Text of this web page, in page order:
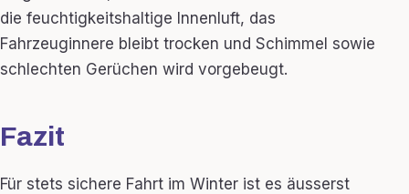
die feuchtigkeitshaltige Innenluft, das
Fahrzeuginnere bleibt trocken und Schimmel sowie
schlechten Gerüchen wird vorgebeugt.
Fazit
Für stets sichere Fahrt im Winter ist es äusserst